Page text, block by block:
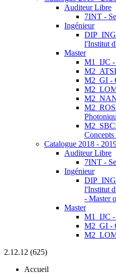
Auditeur Libre
7INT -
Ingénieur
l'Institut
Master
M1_IJC -
M2_GI -
Concepts
Catalogue 2018 -
Auditeur Libre
7INT -
Ingénieur
l'Institut
- Master
Master
M1_IJC -
M2_GI -
2.12.12 (625)
Accueil